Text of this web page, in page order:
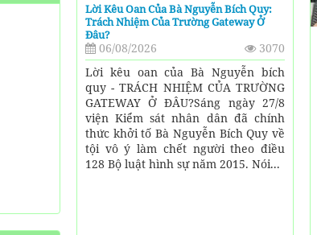
Lời Kêu Oan Của Bà Nguyễn Bích Quy:
Trách Nhiệm Của Trường Gateway Ở
Đâu?
06/08/2026
3070
Lời kêu oan của Bà Nguyễn bích
quy - TRÁCH NHIỆM CỦA TRƯỜNG
GATEWAY Ở ĐÂU?Sáng ngày 27/8
viện Kiểm sát nhân dân đã chính
thức khởi tố Bà Nguyễn Bích Quy về
tội vô ý làm chết người theo điều
128 Bộ luật hình sự năm 2015. Nói...